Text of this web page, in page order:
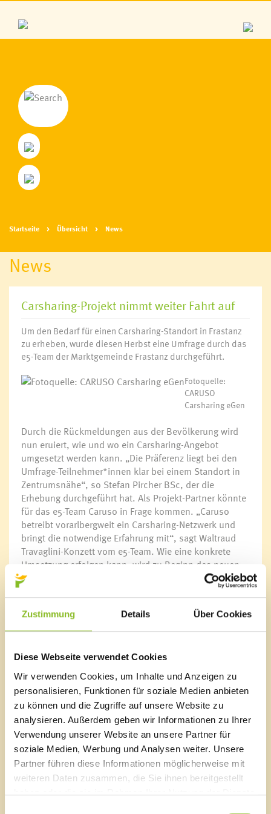
Zustimmung Details Über Cookies
Diese Webseite verwendet Cookies
Wir verwenden Cookies, um Inhalte und Anzeigen zu
personalisieren, Funktionen für soziale Medien anbieten
zu können und die Zugriffe auf unsere Website zu
analysieren. Außerdem geben wir Informationen zu Ihrer
Verwendung unserer Website an unsere Partner für
soziale Medien, Werbung und Analysen weiter. Unsere
Partner führen diese Informationen möglicherweise mit
weiteren Daten zusammen, die Sie ihnen bereitgestellt
haben oder die sie im Rahmen Ihrer Nutzung der Dienste
Startseite Übersicht News
News
Carsharing-Projekt nimmt weiter Fahrt auf
Um den Bedarf für einen Carsharing-Standort in Frastanz
zu erheben, wurde diesen Herbst eine Umfrage durch das
e5-Team der Marktgemeinde Frastanz durchgeführt.
Fotoquelle:
CARUSO
Carsharing eGen
Durch die Rückmeldungen aus der Bevölkerung wird
nun eruiert, wie und wo ein Carsharing-Angebot
umgesetzt werden kann. „Die Präferenz liegt bei den
Umfrage-Teilnehmer*innen klar bei einem Standort in
Zentrumsnähe“, so Stefan Pircher BSc, der die
Erhebung durchgeführt hat. Als Projekt-Partner könnte
für das e5-Team Caruso in Frage kommen. „Caruso
betreibt vorarlbergweit ein Carsharing-Netzwerk und
bringt die notwendige Erfahrung mit“, sagt Waltraud
Travaglini-Konzett vom e5-Team. Wie eine konkrete
Umsetzung erfolgen kann, wird zu Beginn des neuen
Jahres detailliert abgeklärt.
Die Teilnehmer*innen der Carsharing-Umfrage hatten
die Möglichkeit eine Vorarlberger Jahreskarte für Bus
wurde Magdalena Fingerlos gezogen. Sie hat die
Maximo-Jahreskarte am 16.12.2020 von
Vizebürgermeisterin Mag. Michaela Gort überreicht
bekommen.
Magdalena
Fingerlos und
Mag. Michaela